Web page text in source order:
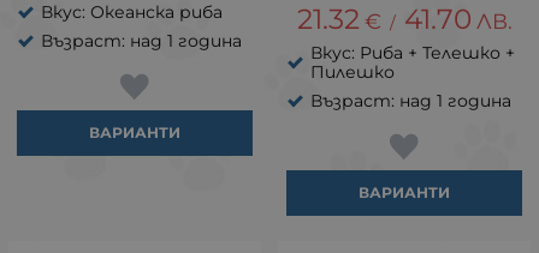
Вкус: Океанска риба
Възраст: над 1 година
ВАРИАНТИ
21.32 € / 41.70 ЛВ.
Вкус: Риба + Телешко +
Пилешко
Възраст: над 1 година
ВАРИАНТИ